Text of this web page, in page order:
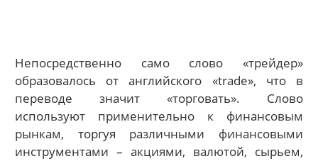
Непосредственно само слово «трейдер»
образовалось от английского «trade», что в
переводе значит «торговать». Слово
используют применительно к финансовым
рынкам, торгуя различными финансовыми
инструментами – акциями, валютой, сырьем,